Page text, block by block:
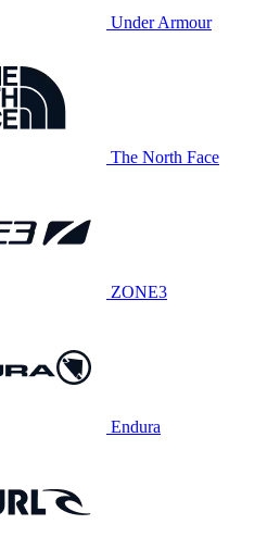
Under Armour
The North Face
ZONE3
Endura